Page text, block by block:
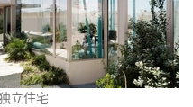
立住宅